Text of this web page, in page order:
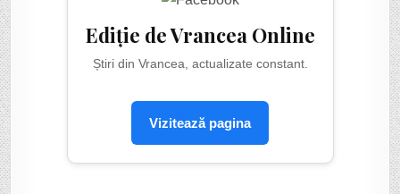
Ediție de Vrancea Online
Știri din Vrancea, actualizate constant.
Vizitează pagina